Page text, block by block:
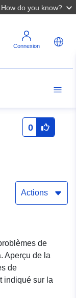
How do you know?
Connexion
0
Actions
de
Aperçu de la
de
indiqué sur la